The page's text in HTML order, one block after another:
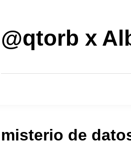
@qtorb x
misterio de